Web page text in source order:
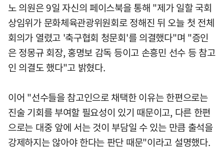
노 의원은 9일 자신의 페이스북을 통해 "제가 일할 국회
상임위가 문화체육관광위원회로 정해진 뒤 오늘 첫 전체
회의가 열렸고 '축구협회 청문회'를 의결했다"며 "증인
은 정몽규 회장, 홍명보 감독 등이고 손흥민 선수 등 참고
인 의결도 했다"고 밝혔다.
이어 "선수들을 참고인으로 채택한 이유는 한편으로는
진술 기회를 부여할 필요성이 있기 때문이고, 다른 한편
으로는 대중 앞에 서는 것이 부담일 수 있는 만큼 출석을
강제하지는 않아야 한다는 판단 때문"이라고 설명했다.